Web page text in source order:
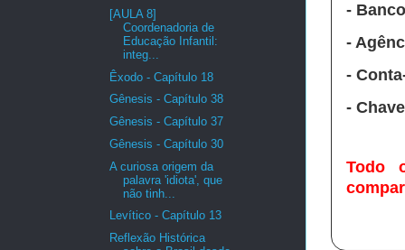
-
-
-
-
Todo
[AULA 8]
Coordenadoria de
Educação Infantil:
integ...
Êxodo - Capítulo 18
Gênesis - Capítulo 38
Gênesis - Capítulo 37
Gênesis - Capítulo 30
A curiosa origem da
palavra 'idiota', que
não tinh...
Levítico - Capítulo 13
Reflexão Histórica